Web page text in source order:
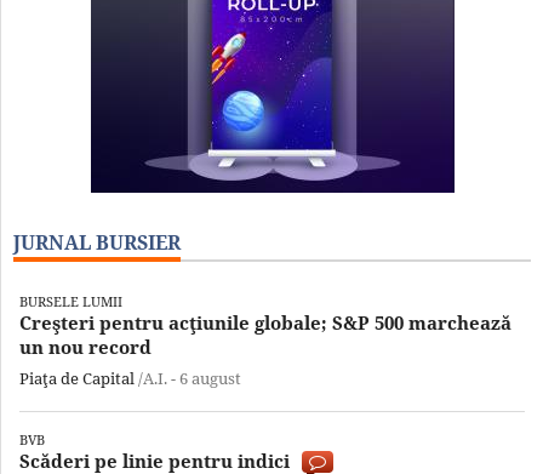
JURNAL BURSIER
BURSELE LUMII
Creşteri pentru acţiunile globale; S&P 500 marchează
un nou record
Piaţa de Capital/A.I. -6 august
BVB
Scăderi pe linie pentru indici